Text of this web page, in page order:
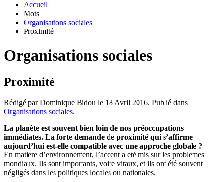
Accueil
Mots
Organisations sociales
Proximité
Organisations sociales
Proximité
Rédigé par Dominique Bidou le 18 Avril 2016. Publié dans
Organisations sociales.
La planète est souvent bien loin de nos préoccupations
immédiates. La forte demande de proximité qui s’affirme
aujourd’hui est-elle compatible avec une approche globale ?
En matière d’environnement, l’accent a été mis sur les problèmes
mondiaux. Ils sont importants, voire vitaux, et ils ont été souvent
négligés dans les politiques locales ou nationales.